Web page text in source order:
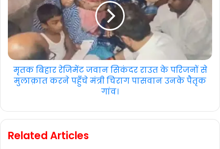
मृतक बिहार रेजिमेंट जवान सिकंदर राउत के परिजनों से
मुलाक़ात करने पहुँचे मंत्री चिराग पासवान उनके पैतृक
गांव।
Related Articles